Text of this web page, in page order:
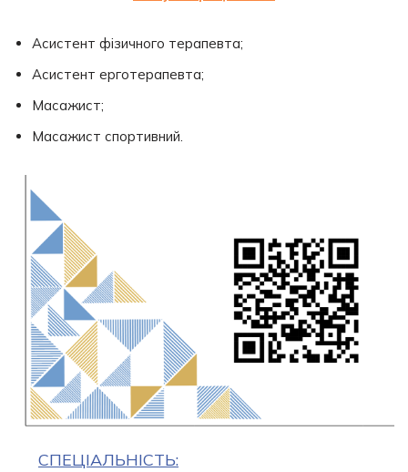
Асистент фізичного терапевта;
Асистент ерготерапевта;
Масажист;
Масажист спортивний.
СПЕЦІАЛЬНІСТЬ: